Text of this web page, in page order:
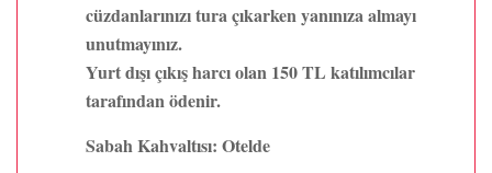
cüzdanlarınızı tura çıkarken yanınıza almayı
unutmayınız.
Yurt dışı çıkış harcı olan 150 TL katılımcılar
tarafından ödenir.
Sabah Kahvaltısı: Otelde